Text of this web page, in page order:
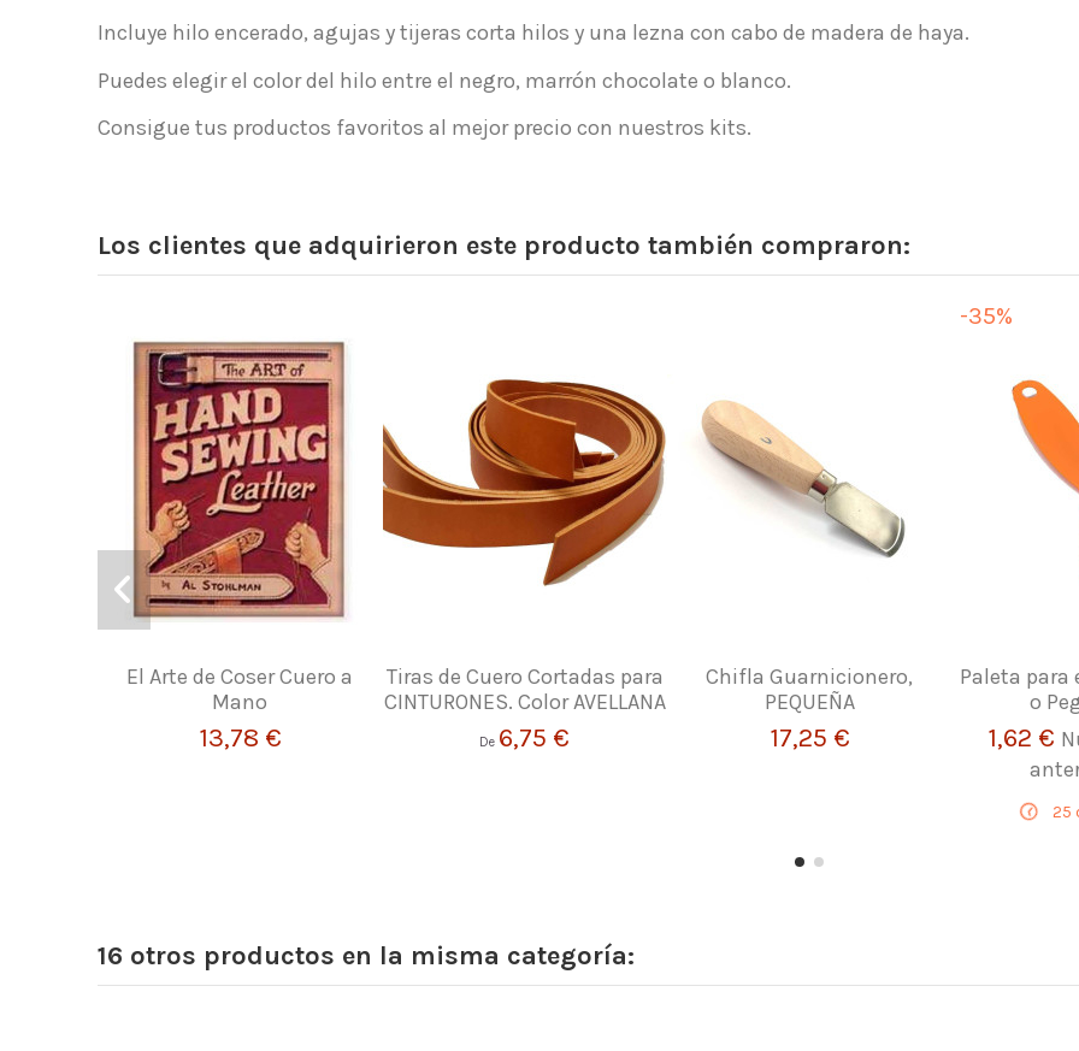
Incluye hilo encerado, agujas y tijeras corta hilos y una lezna con cabo de madera de haya.
Puedes elegir el color del hilo entre el negro, marrón chocolate o blanco.
Consigue tus productos favoritos al mejor precio con nuestros kits.
Los clientes que adquirieron este producto también compraron:
El Arte de Coser Cuero a
Mano
13,78 €
Tiras de Cuero Cortadas para
CINTURONES. Color AVELLANA
De 6,75 €
Chifla Guarnicionero,
PEQUEÑA
17,25 €
-35%
Paleta para
o
1,62 €
25
16 otros productos en la misma categoría: